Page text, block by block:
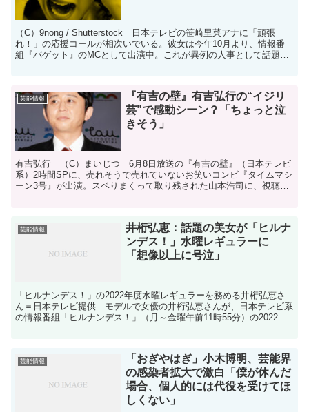
（C）9nong / Shutterstock 日本テレビの笹崎里菜アナに「頑張
れ！」の応援コールが相次いでいる。彼女は今年10月より、情報番
組『バゲット』のMCとして出演中。これが異例の人事として話題に
芸能情報
『有吉の壁』有吉弘行の“イジリ
芸”で感動シーン？「ちょっと泣
きそう」
有吉弘行 （C）まいじつ 6月8日放送の『有吉の壁』（日本テレビ
系）2時間SPに、売れそうで売れていないお笑いコンビ『タイムマシ
ーン3号』が出演。スベりまくって取り残された山本浩司に、視聴者
芸能情報
井桁弘恵：話題の美女が「ヒルナ
ンデス！」水曜レギュラーに
「想像以上に号泣」
「ヒルナンデス！」の2022年度水曜レギュラーを務める井桁弘恵さ
ん＝日本テレビ提供 モデルで女優の井桁弘恵さんが、日本テレビ系
の情報番組「ヒルナンデス！」（月～金曜午前11時55分）の2022年
芸能情報
「おぎやはぎ」小木博明、芸能界
の感染者拡大で激白「僕が休んだ
場合、個人的には代役を受けてほ
しくない」